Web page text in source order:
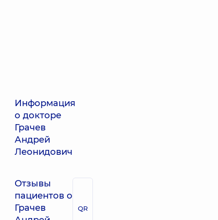
Информация
о докторе
Грачев
Андрей
Леонидович
Отзывы
пациентов о
Грачев
QR